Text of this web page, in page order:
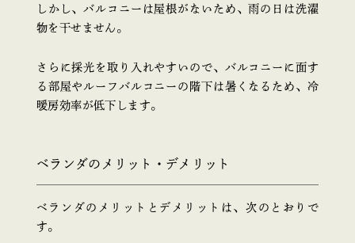
しかし、バルコニーは屋根がないため、雨の日は洗濯
物を干せません。
さらに採光を取り入れやすいので、バルコニーに面す
る部屋やルーフバルコニーの階下は暑くなるため、冷
暖房効率が低下します。
ベランダのメリット・デメリット
ベランダのメリットとデメリットは、次のとおりで
す。